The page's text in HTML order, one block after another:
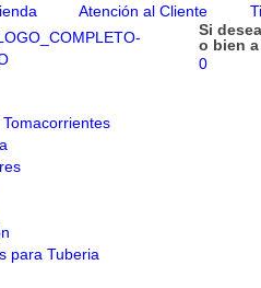
Atención al Cliente
Si
o bien
0
para Tuberia